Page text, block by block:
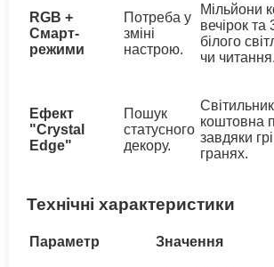
RGB +
Смарт-
режими
Потреба у
зміні
настрою.
Мільйони
вечірок
білого
чи читання.
Ефект
"Crystal
Edge"
Пошук
статусного
декору.
коштовна
завдяки
гранях.
Технічні характеристики
Параметр Значення